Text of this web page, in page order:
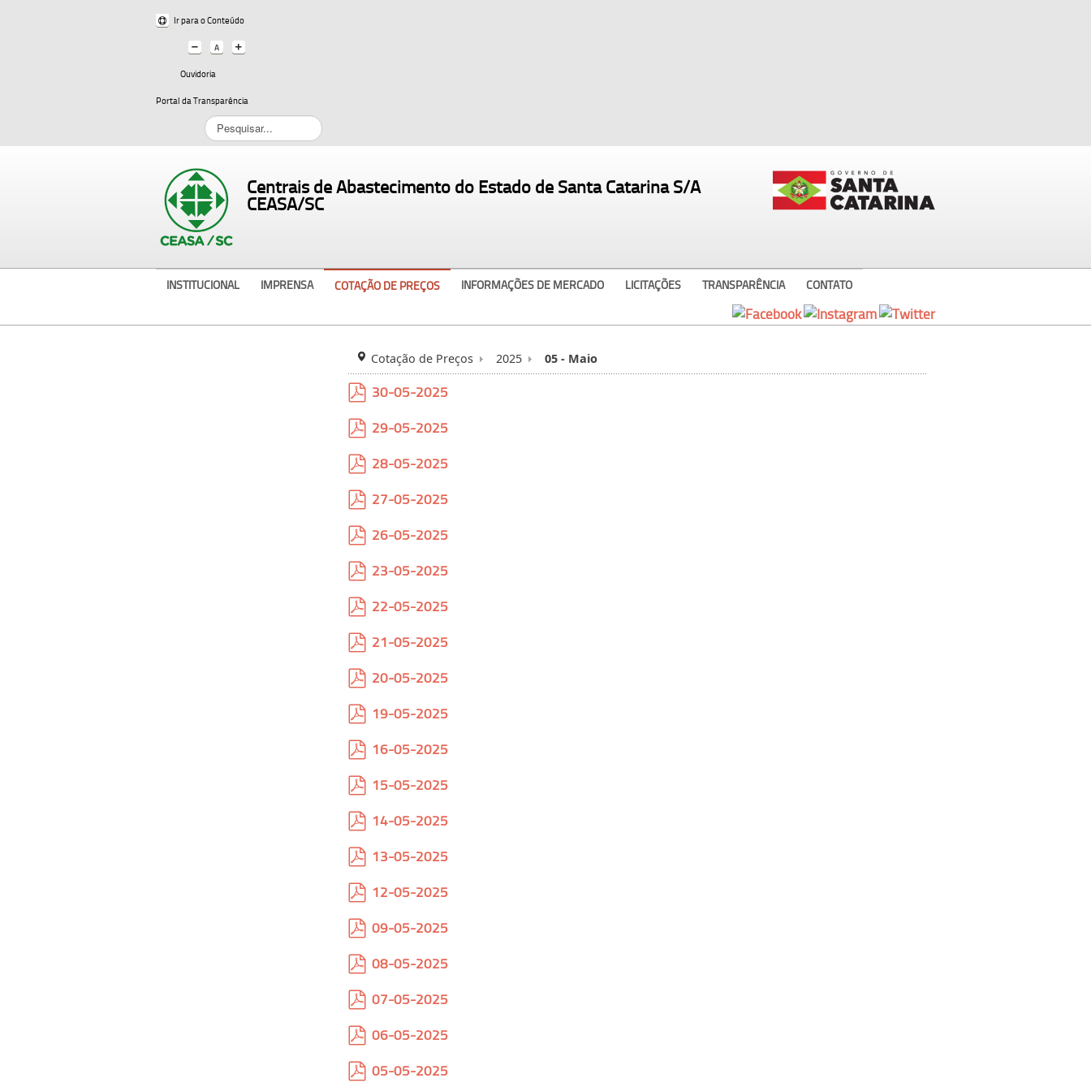
Ir para o Conteúdo
Ouvidoria
Portal da Transparência
Pesquisar...
Centrais de Abastecimento do Estado de Santa Catarina S/A
CEASA/SC
INSTITUCIONAL IMPRENSA COTAÇÃO DE PREÇOS INFORMAÇÕES DE MERCADO LICITAÇÕES TRANSPARÊNCIA CONTATO
Cotação de Preços 2025 05 - Maio
30-05-2025
29-05-2025
28-05-2025
27-05-2025
26-05-2025
23-05-2025
22-05-2025
21-05-2025
20-05-2025
19-05-2025
16-05-2025
15-05-2025
14-05-2025
13-05-2025
12-05-2025
09-05-2025
08-05-2025
07-05-2025
06-05-2025
05-05-2025